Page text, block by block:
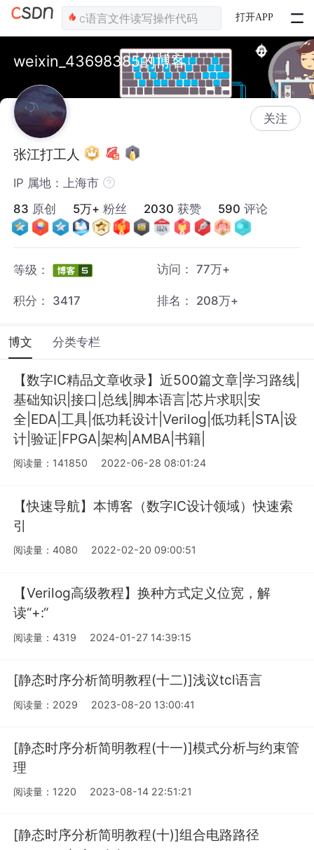
打开APP
weixin_43698385的博客
关注
张江打工人
IP 属地：上海市
83 原创 5万+ 粉丝 2030 获赞 590 评论
等级： 访问： 77万+
积分： 3417 排名： 208万+
博文 分类专栏
【数字IC精品文章收录】近500篇文章|学习路线|
基础知识|接口|总线|脚本语言|芯片求职|安
全|EDA|工具|低功耗设计|Verilog|低功耗|STA|设
计|验证|FPGA|架构|AMBA|书籍|
阅读量：141850 2022-06-28 08:01:24
【快速导航】本博客（数字IC设计领域）快速索
引
阅读量：4080 2022-02-20 09:00:51
【Verilog高级教程】换种方式定义位宽，解
读“+:“
阅读量：4319 2024-01-27 14:39:15
[静态时序分析简明教程(十二)]浅议tcl语言
阅读量：2029 2023-08-20 13:00:41
[静态时序分析简明教程(十一)]模式分析与约束管
理
阅读量：1220 2023-08-14 22:51:21
[静态时序分析简明教程(十)]组合电路路径